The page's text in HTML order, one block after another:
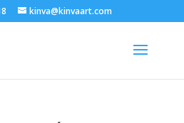
kinva@kinvaart.com